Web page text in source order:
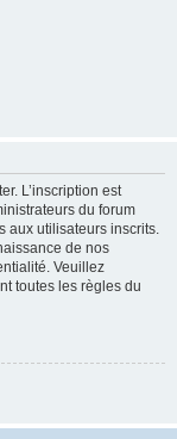
L’inscription est
du forum
aux utilisateurs inscrits.
de nos
Veuillez
toutes les règles du